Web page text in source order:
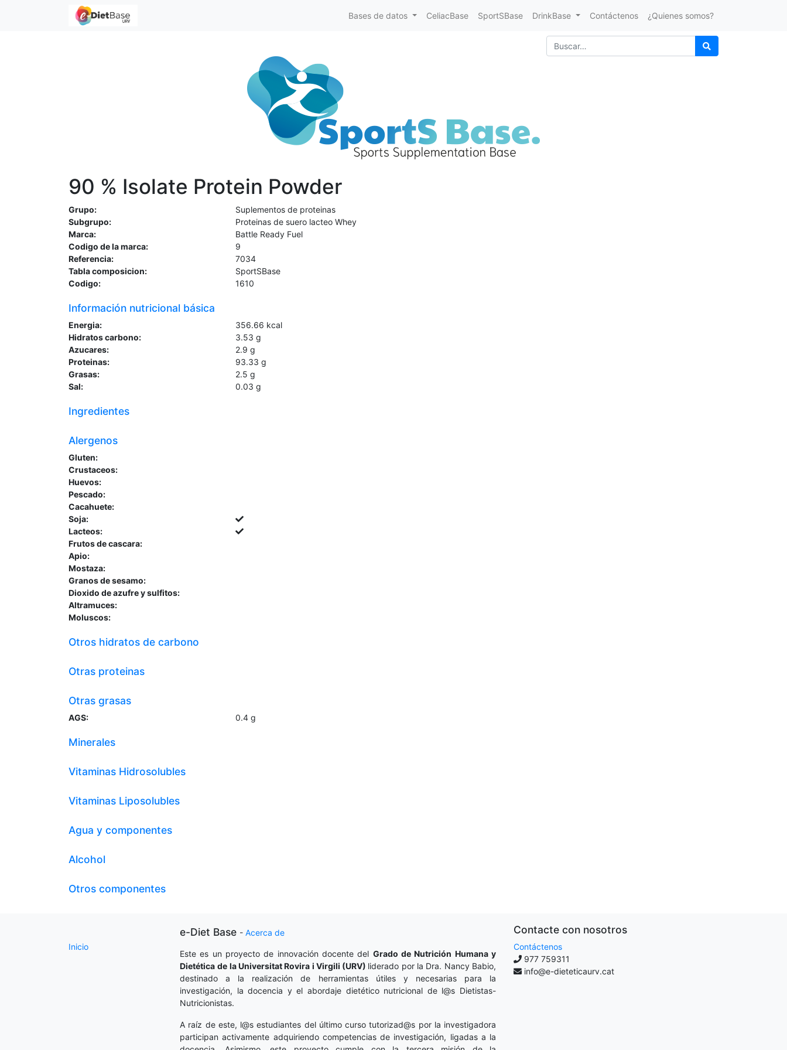
Bases de datos CeliacBase SportSBase DrinkBase Contáctenos ¿Quienes somos?
90 % Isolate Protein Powder
Grupo:
Suplementos de proteinas
Subgrupo:
Proteinas de suero lacteo Whey
Marca:
Battle Ready Fuel
Codigo de la marca:
9
Referencia:
7034
Tabla composicion:
SportSBase
Codigo:
1610
Información nutricional básica
Energia: 356.66 kcal
Hidratos carbono:
3.53 g
Azucares:
2.9 g
Proteinas:
93.33 g
Grasas:
2.5 g
Sal:
0.03 g
Ingredientes
Alergenos
Gluten:
Crustaceos:
Huevos:
Pescado:
Cacahuete:
Soja:
Lacteos:
Frutos de cascara:
Apio:
Mostaza:
Granos de sesamo:
Dioxido de azufre y sulfitos:
Altramuces:
Moluscos:
Otros hidratos de carbono
Otras proteinas
Otras grasas
AGS: 0.4 g
Minerales
Vitaminas Hidrosolubles
Vitaminas Liposolubles
Agua y componentes
Alcohol
Otros componentes
Inicio
e-Diet Base - Acerca de
Este es un proyecto de innovación docente del Grado de Nutrición Humana y
Dietética de la Universitat Rovira i Virgili (URV) liderado por la Dra. Nancy Babio,
destinado a la realización de herramientas útiles y necesarias para la
investigación, la docencia y el abordaje dietético nutricional de l@s Dietistas-
Nutricionistas.
A raíz de este, l@s estudiantes del último curso tutorizad@s por la investigadora
participan activamente adquiriendo competencias de investigación, ligadas a la
Contacte con nosotros
Contáctenos
977 759311
info@e-dieteticaurv.cat